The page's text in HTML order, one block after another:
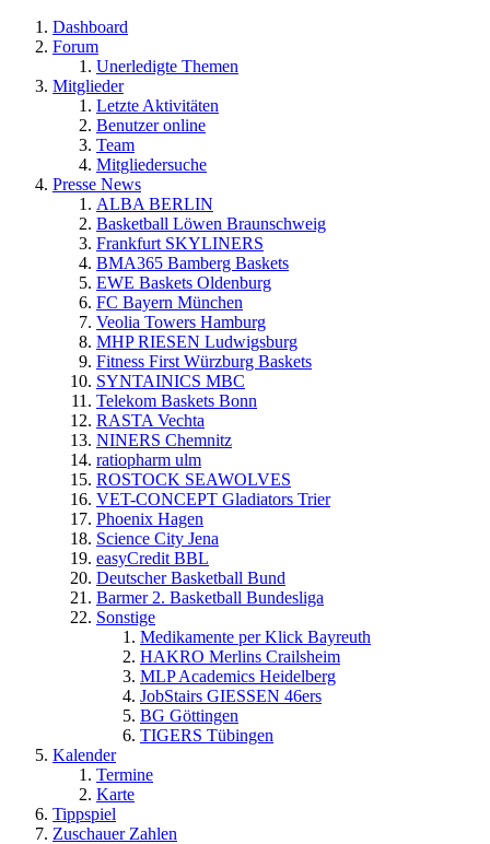
Dashboard
Forum
Unerledigte Themen
Mitglieder
Letzte Aktivitäten
Benutzer online
Team
Mitgliedersuche
Presse News
ALBA BERLIN
Basketball Löwen Braunschweig
Frankfurt SKYLINERS
BMA365 Bamberg Baskets
EWE Baskets Oldenburg
FC Bayern München
Veolia Towers Hamburg
MHP RIESEN Ludwigsburg
Fitness First Würzburg Baskets
SYNTAINICS MBC
Telekom Baskets Bonn
RASTA Vechta
NINERS Chemnitz
ratiopharm ulm
ROSTOCK SEAWOLVES
VET-CONCEPT Gladiators Trier
Phoenix Hagen
Science City Jena
easyCredit BBL
Deutscher Basketball Bund
Barmer 2. Basketball Bundesliga
Sonstige
Medikamente per Klick Bayreuth
HAKRO Merlins Crailsheim
MLP Academics Heidelberg
JobStairs GIESSEN 46ers
BG Göttingen
TIGERS Tübingen
Kalender
Termine
Karte
Tippspiel
Zuschauer Zahlen